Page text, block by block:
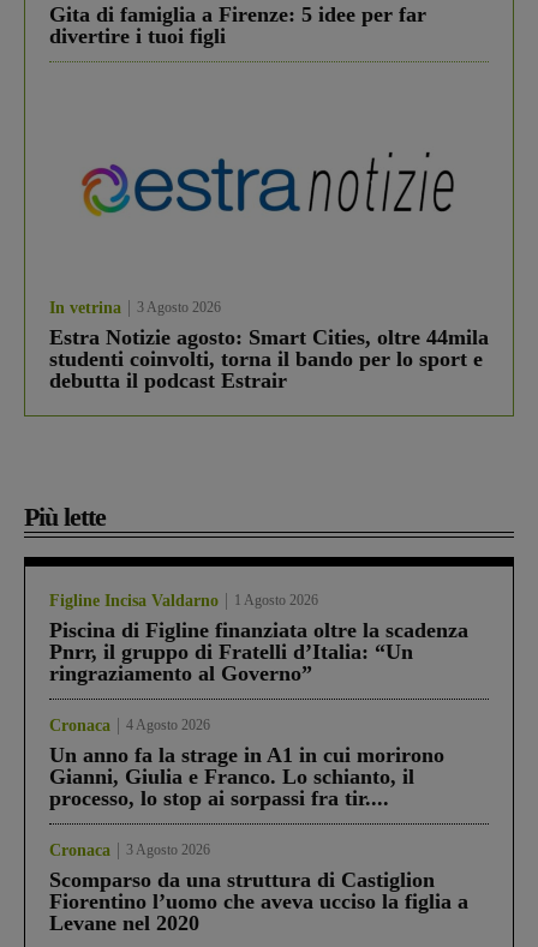
Gita di famiglia a Firenze: 5 idee per far
divertire i tuoi figli
In vetrina 3 Agosto 2026
Estra Notizie agosto: Smart Cities, oltre 44mila
studenti coinvolti, torna il bando per lo sport e
debutta il podcast Estrair
Più lette
Figline Incisa Valdarno 1 Agosto 2026
Piscina di Figline finanziata oltre la scadenza
Pnrr, il gruppo di Fratelli d’Italia: “Un
ringraziamento al Governo”
Cronaca 4 Agosto 2026
Un anno fa la strage in A1 in cui morirono
Gianni, Giulia e Franco. Lo schianto, il
processo, lo stop ai sorpassi fra tir....
Cronaca 3 Agosto 2026
Scomparso da una struttura di Castiglion
Fiorentino l’uomo che aveva ucciso la figlia a
Levane nel 2020